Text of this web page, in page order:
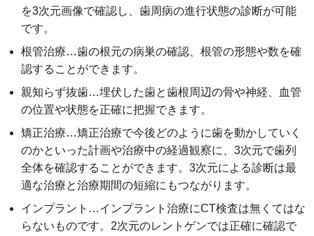
を3次元画像で確認し、歯周病の進行状態の診断が可能
です。
根管治療…歯の根元の病巣の確認、根管の形態や数を確
認することができます。
親知らず抜歯…埋伏した歯と歯根周辺の骨や神経、血管
の位置や状態を正確に把握できます。
矯正治療…矯正治療で今後どのように歯を動かしていく
のかといった計画や治療中の経過観察に、3次元で歯列
全体を確認することができます。3次元による診断は最
適な治療と治療期間の短縮にもつながります。
インプラント…インプラント治療にCT検査は無くてはな
らないものです。2次元のレントゲンでは正確に確認で